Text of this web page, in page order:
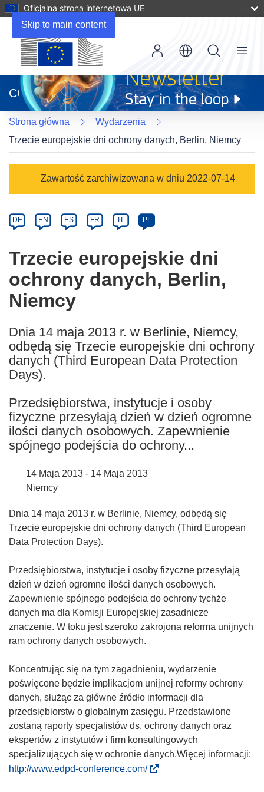
Skip to main content
Oficjalna strona internetowa UE
otworzy
się
w
nowym
oknie)
CORDIS
Menu
Strona główna
Wydarzenia
Trzecie europejskie dni ochrony danych, Berlin, Niemcy
category
Zawartość zarchiwizowana w dniu 2022-07-14
Article
available
following
languages:
DE EN ES FR IT PL
Trzecie europejskie dni
ochrony danych, Berlin,
Niemcy
Dnia 14 maja 2013 r. w Berlinie, Niemcy,
odbędą się Trzecie europejskie dni ochrony
danych (Third European Data Protection
Days).
Przedsiębiorstwa, instytucje i osoby
fizyczne przesyłają dzień w dzień ogromne
ilości danych osobowych. Zapewnienie
spójnego podejścia do ochrony...
14 Maja 2013 - 14 Maja 2013
Niemcy
Dnia 14 maja 2013 r. w Berlinie, Niemcy, odbędą się
Trzecie europejskie dni ochrony danych (Third European
Data Protection Days).
Przedsiębiorstwa, instytucje i osoby fizyczne przesyłają
dzień w dzień ogromne ilości danych osobowych.
Zapewnienie spójnego podejścia do ochrony tychże
danych ma dla Komisji Europejskiej zasadnicze
znaczenie. W toku jest szeroko zakrojona reforma unijnych
ram ochrony danych osobowych.
Koncentrując się na tym zagadnieniu, wydarzenie
poświęcone będzie implikacjom unijnej reformy ochrony
danych, służąc za główne źródło informacji dla
przedsiębiorstw o globalnym zasięgu. Przedstawione
zostaną raporty specjalistów ds. ochrony danych oraz
ekspertów z instytutów i firm konsultingowych
specjalizujących się w ochronie danych.Więcej informacji:
http://www.edpd-conference.com/(